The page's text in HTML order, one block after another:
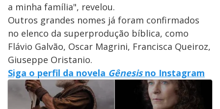
a minha família", revelou.
Outros grandes nomes já foram confirmados
no elenco da superprodução bíblica, como
Flávio Galvão, Oscar Magrini, Francisca Queiroz,
Giuseppe Oristanio.
Siga o perfil da novela Gênesisno Instagram